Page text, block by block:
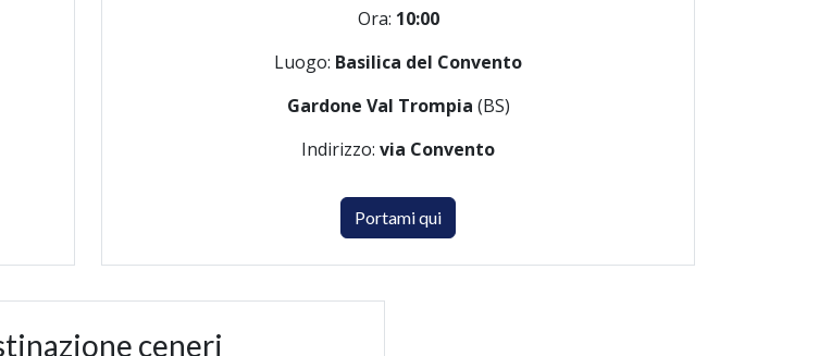
Ora: 10:00
Luogo: Basilica del Convento
Gardone Val Trompia (BS)
Indirizzo: via Convento
Portami qui
ceneri